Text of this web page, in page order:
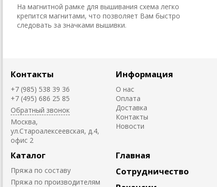
На магнитной рамке для вышивания схема легко
крепится магнитами, что позволяет Вам быстро
следовать за значками вышивки.
Контакты
+7 (985) 538 39 36
+7 (495) 686 25 85
Обратный звонок
Москва,
ул.Староалексеевская, д.4,
офис 2
Информация
О нас
Оплата
Доставка
Контакты
Новости
Каталог
Пряжа по составу
Пряжа по производителям
Главная
Сотрудничество